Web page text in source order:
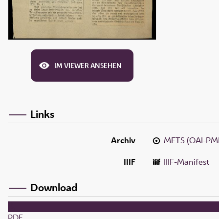
IM VIEWER ANSEHEN
Links
Archiv
METS (OAI-
IIIF
IIIF-Manifest
Download